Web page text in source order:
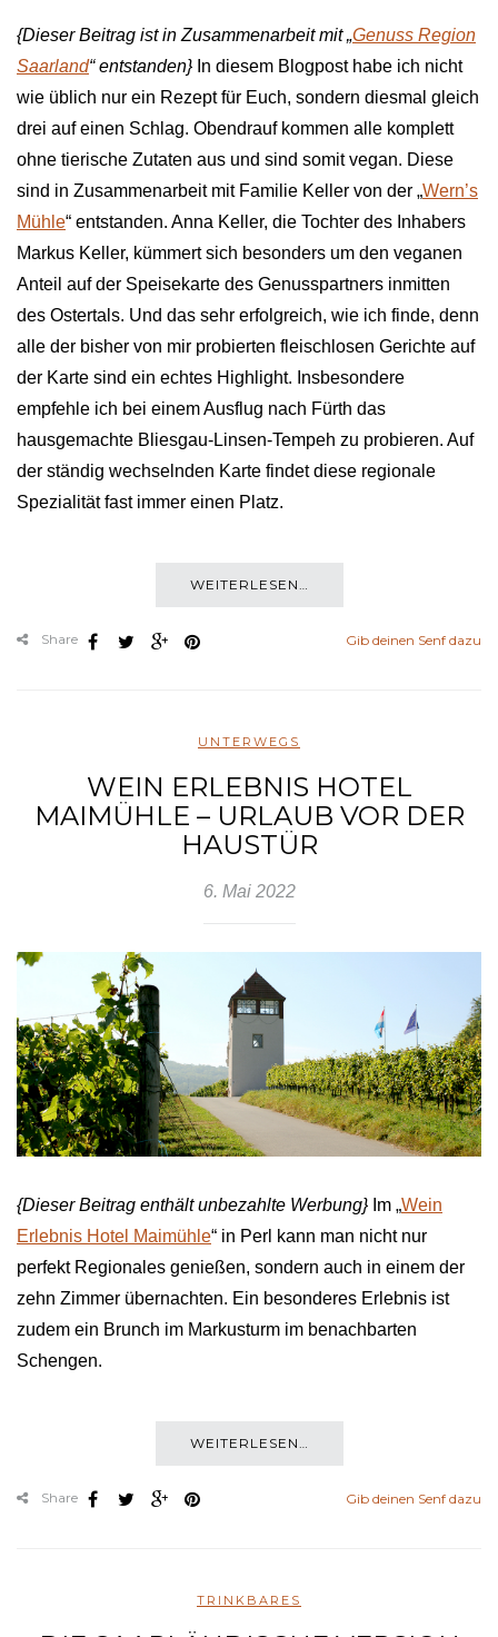
{Dieser Beitrag ist in Zusammenarbeit mit „Genuss Region
Saarland“ entstanden} In diesem Blogpost habe ich nicht
wie üblich nur ein Rezept für Euch, sondern diesmal gleich
drei auf einen Schlag. Obendrauf kommen alle komplett
ohne tierische Zutaten aus und sind somit vegan. Diese
sind in Zusammenarbeit mit Familie Keller von der „Wern’s
Mühle“ entstanden. Anna Keller, die Tochter des Inhabers
Markus Keller, kümmert sich besonders um den veganen
Anteil auf der Speisekarte des Genusspartners inmitten
des Ostertals. Und das sehr erfolgreich, wie ich finde, denn
alle der bisher von mir probierten fleischlosen Gerichte auf
der Karte sind ein echtes Highlight. Insbesondere
empfehle ich bei einem Ausflug nach Fürth das
hausgemachte Bliesgau-Linsen-Tempeh zu probieren. Auf
der ständig wechselnden Karte findet diese regionale
Spezialität fast immer einen Platz.
WEITERLESEN…
Gib deinen Senf dazu
Share
UNTERWEGS
WEIN ERLEBNIS HOTEL
MAIMÜHLE – URLAUB VOR DER
HAUSTÜR
6. Mai 2022
{Dieser Beitrag enthält unbezahlte Werbung} Im „Wein
Erlebnis Hotel Maimühle“ in Perl kann man nicht nur
perfekt Regionales genießen, sondern auch in einem der
zehn Zimmer übernachten. Ein besonderes Erlebnis ist
zudem ein Brunch im Markusturm im benachbarten
Schengen.
WEITERLESEN…
Gib deinen Senf dazu
Share
TRINKBARES